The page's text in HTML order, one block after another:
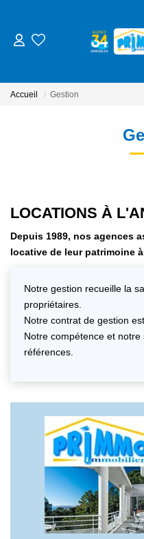
NOS
Nos
Accueil Gestion
LOCATIONS À
Depuis 1989, nos agences
locative de leur patrimoine
Notre gestion recueille la
propriétaires.
Notre contrat de gestion
Notre compétence et
références.